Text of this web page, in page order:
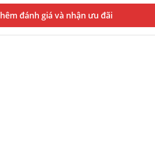
đánh giá